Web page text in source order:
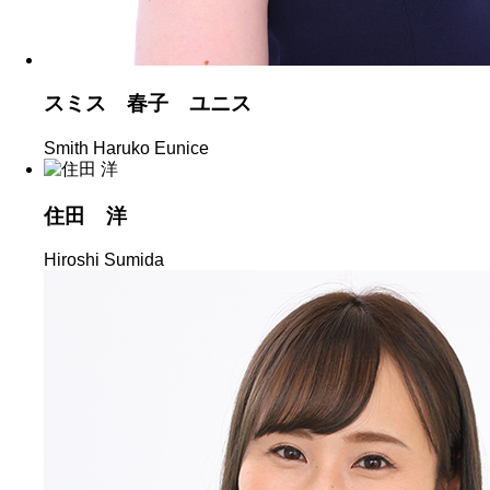
スミス 春子 ユニス
Smith Haruko Eunice
住田 洋
Hiroshi Sumida